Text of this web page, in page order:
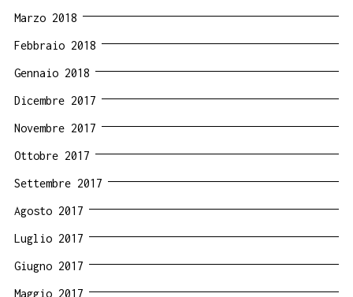
Marzo 2018
Febbraio 2018
Gennaio 2018
Dicembre 2017
Novembre 2017
Ottobre 2017
Settembre 2017
Agosto 2017
Luglio 2017
Giugno 2017
Maggio 2017